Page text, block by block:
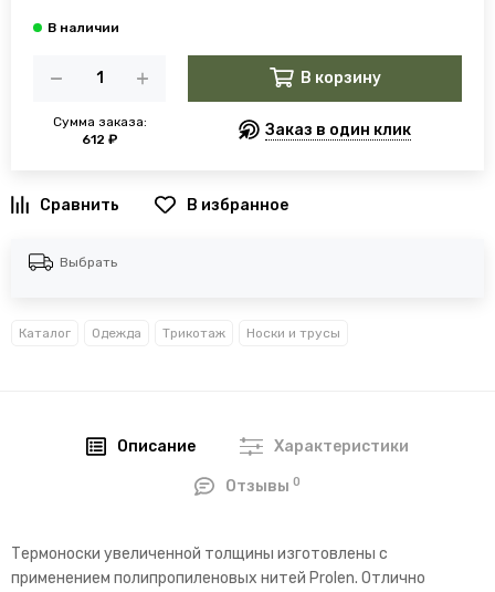
Сумма заказа:
612 ₽
В корзину
Заказ в один клик
В избранное
Выбрать
Каталог Одежда Трикотаж Носки и трусы
Описание Характеристики
Отзывы0
Термоноски увеличенной толщины изготовлены с
применением полипропиленовых нитей Prolen. Отлично